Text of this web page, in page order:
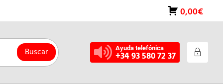
0,00€
Buscar Ayuda telefónica
+34 93 580 72 37